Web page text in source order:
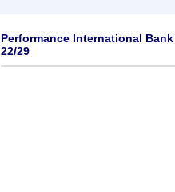
Performance International
22/29